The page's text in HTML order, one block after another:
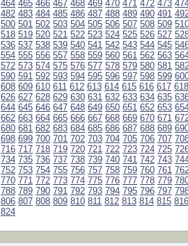
464 465 466 467 468 469 470 471 472 473
482 483 484 485 486 487 488 489 490 491
500 501 502 503 504 505 506 507 508 509
518 519 520 521 522 523 524 525 526 527
536 537 538 539 540 541 542 543 544 545
554 555 556 557 558 559 560 561 562 563
572 573 574 575 576 577 578 579 580 581
590 591 592 593 594 595 596 597 598 599
608 609 610 611 612 613 614 615 616 617 618
626 627 628 629 630 631 632 633 634 635
644 645 646 647 648 649 650 651 652 653
662 663 664 665 666 667 668 669 670 671
680 681 682 683 684 685 686 687 688 689
698 699 700 701 702 703 704 705 706 707
716 717 718 719 720 721 722 723 724 725
734 735 736 737 738 739 740 741 742 743
752 753 754 755 756 757 758 759 760 761
770 771 772 773 774 775 776 777 778 779
788 789 790 791 792 793 794 795 796 797
806 807 808 809 810 811 812 813 814 815 816
824